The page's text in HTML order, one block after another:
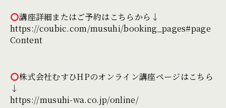
講座詳細またはご予約はこちらから↓
https://coubic.com/musuhi/booking_pages#page
Content
株式会社むすひHPのオンライン講座ページはこちら
↓
https://musuhi-wa.co.jp/online/